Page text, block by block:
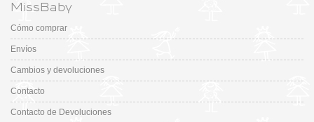
MissBaby
Cómo comprar
Envíos
Cambios y devoluciones
Contacto
Contacto de Devoluciones